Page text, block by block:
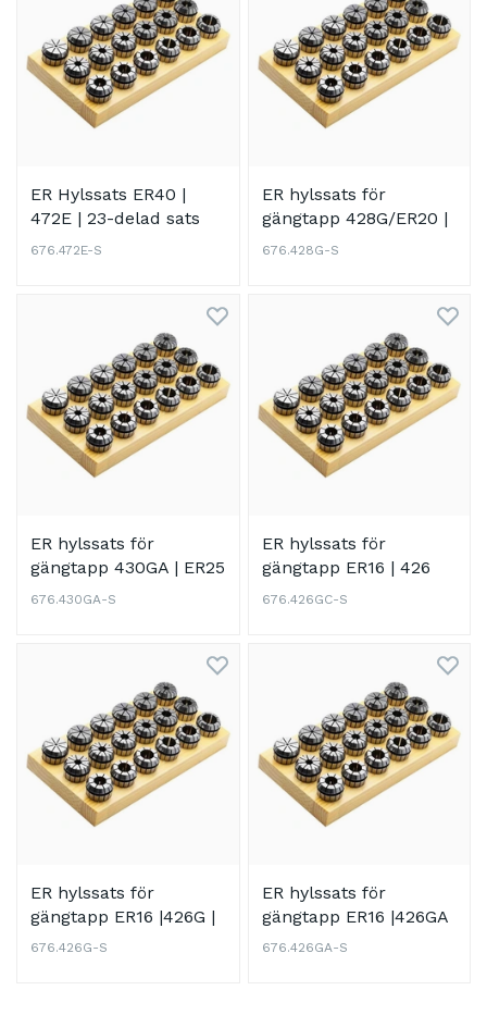
ER Hylssats ER40 |
472E | 23-delad sats
DIN 6499 B (ISO 15488
676.472E-S
ER hylssats för
gängtapp 428G/ER20 |
428E | 8-delad sats
676.428G-S
ER hylssats för
gängtapp 430GA | ER25
| 10-delad sats DIN
676.430GA-S
ER hylssats för
gängtapp ER16 | 426
GC | 6-delad sats DIN
676.426GC-S
ER hylssats för
gängtapp ER16 |426G |
426 E | 6-delad sats
676.426G-S
ER hylssats för
gängtapp ER16 |426GA
| 6-delad sats DIN 6499
676.426GA-S